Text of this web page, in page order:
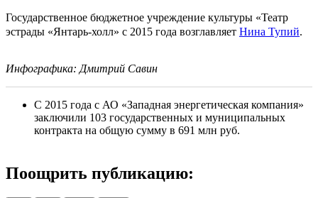
Государственное бюджетное учреждение культуры «Театр
эстрады «Янтарь-холл» с 2015 года возглавляет Нина Тупий.
Инфографика: Дмитрий Савин
С 2015 года с АО «Западная энергетическая компания»
заключили 103 государственных и муниципальных
контракта на общую сумму в 691 млн руб.
Поощрить публикацию: